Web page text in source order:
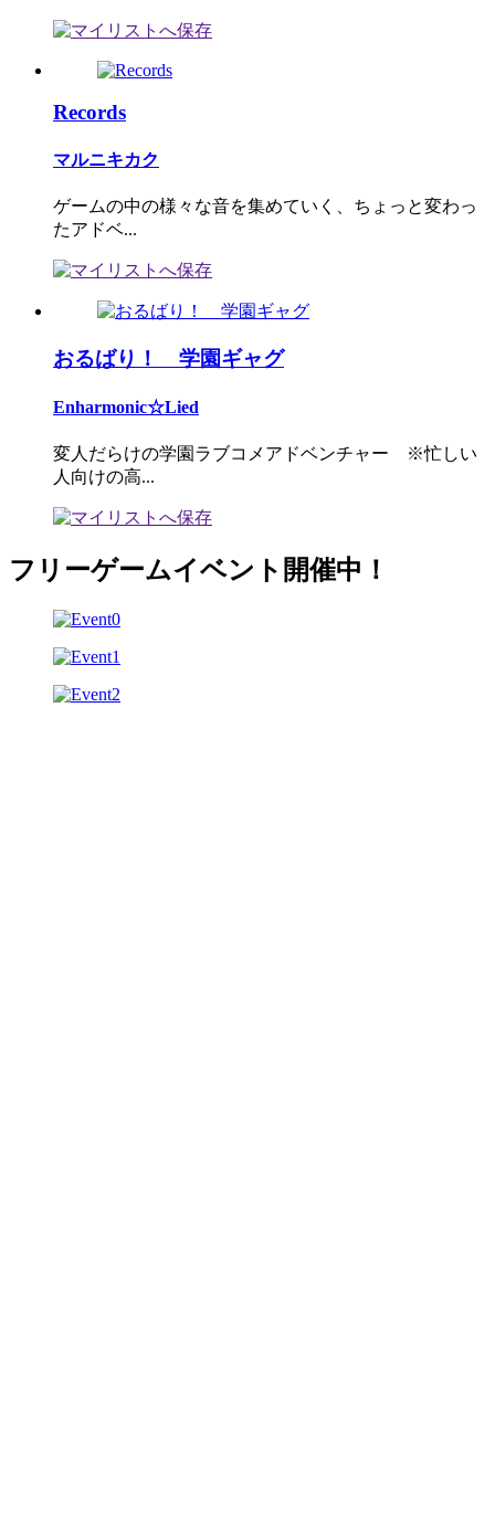
Records
マルニキカク
ゲームの中の様々な音を集めていく、ちょっと変わっ
たアドベ...
おるばり！ 学園ギャグ
Enharmonic☆Lied
変人だらけの学園ラブコメアドベンチャー ※忙しい
人向けの高...
フリーゲームイベント開催中！